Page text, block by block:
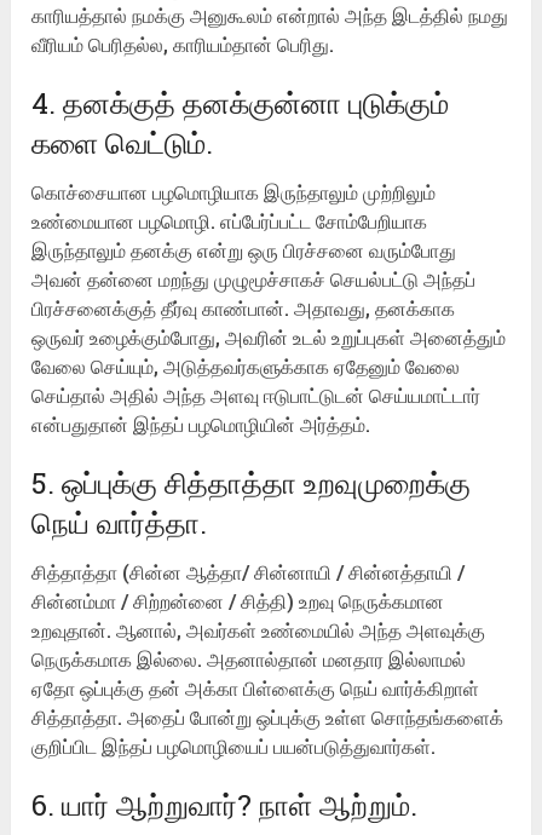
காரியத்தால் நமக்கு அனுகூலம் என்றால் அந்த இடத்தில் நமது
வீரியம் பெரிதல்ல, காரியம்தான் பெரிது.
4. தனக்குத் தனக்குன்னா புடுக்கும்
களை வெட்டும்.
கொச்சையான பழமொழியாக இருந்தாலும் முற்றிலும்
உண்மையான பழமொழி. எப்பேர்ப்பட்ட சோம்பேறியாக
இருந்தாலும் தனக்கு என்று ஒரு பிரச்சனை வரும்போது
அவன் தன்னை மறந்து முழுமூச்சாகச் செயல்பட்டு அந்தப்
பிரச்சனைக்குத் தீர்வு காண்பான். அதாவது, தனக்காக
ஒருவர் உழைக்கும்போது, அவரின் உடல் உறுப்புகள் அனைத்தும்
வேலை செய்யும், அடுத்தவர்களுக்காக ஏதேனும் வேலை
செய்தால் அதில் அந்த அளவு ஈடுபாட்டுடன் செய்யமாட்டார்
என்பதுதான் இந்தப் பழமொழியின் அர்த்தம்.
5. ஒப்புக்கு சித்தாத்தா உறவுமுறைக்கு
நெய் வார்த்தா.
சித்தாத்தா (சின்ன ஆத்தா/ சின்னாயி / சின்னத்தாயி /
சின்னம்மா / சிற்றன்னை / சித்தி) உறவு நெருக்கமான
உறவுதான். ஆனால், அவர்கள் உண்மையில் அந்த அளவுக்கு
நெருக்கமாக இல்லை. அதனால்தான் மனதார இல்லாமல்
ஏதோ ஒப்புக்கு தன் அக்கா பிள்ளைக்கு நெய் வார்க்கிறாள்
சித்தாத்தா. அதைப் போன்று ஒப்புக்கு உள்ள சொந்தங்களைக்
குறிப்பிட இந்தப் பழமொழியைப் பயன்படுத்துவார்கள்.
6. யார் ஆற்றுவார்? நாள் ஆற்றும்.